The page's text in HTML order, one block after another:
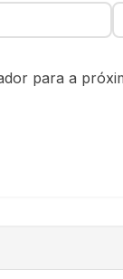
para a